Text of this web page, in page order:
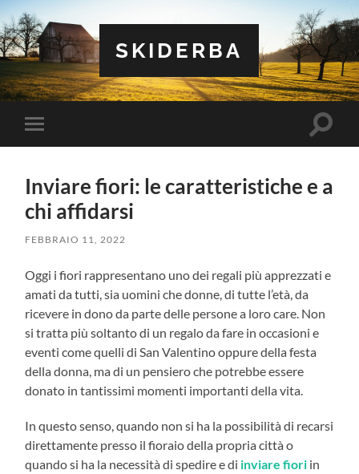
SKIDERBA
Attiva/disattiva
il
dispositivi
mobili
ricerca
Inviare fiori: le caratteristiche e a
chi affidarsi
FEBBRAIO 11, 2022
Oggi i fiori rappresentano uno dei regali più apprezzati e
amati da tutti, sia uomini che donne, di tutte l’età, da
ricevere in dono da parte delle persone a loro care. Non
si tratta più soltanto di un regalo da fare in occasioni e
eventi come quelli di San Valentino oppure della festa
della donna, ma di un pensiero che potrebbe essere
donato in tantissimi momenti importanti della vita.
In questo senso, quando non si ha la possibilità di recarsi
direttamente presso il fioraio della propria città o
quando si ha la necessità di spedire e di inviare fiori in